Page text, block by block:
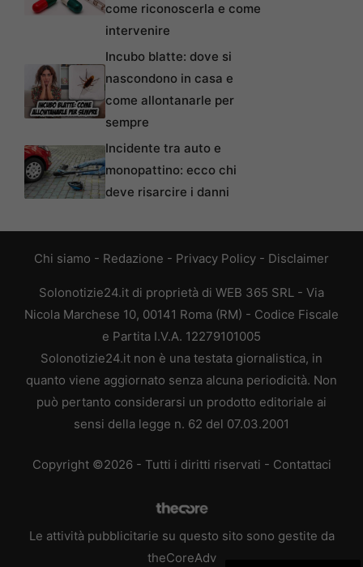
come riconoscerla e come
intervenire
Incubo blatte: dove si
nascondono in casa e
come allontanarle per
sempre
Incidente tra auto e
monopattino: ecco chi
deve risarcire i danni
Chi siamo - Redazione - Privacy Policy - Disclaimer
Solonotizie24.it di proprietà di WEB 365 SRL - Via
Nicola Marchese 10, 00141 Roma (RM) - Codice Fiscale
e Partita I.V.A. 12279101005
Solonotizie24.it non è una testata giornalistica, in
quanto viene aggiornato senza alcuna periodicità. Non
può pertanto considerarsi un prodotto editoriale ai
sensi della legge n. 62 del 07.03.2001
Copyright ©2026 - Tutti i diritti riservati - Contattaci
Le attività pubblicitarie su questo sito sono gestite da
theCoreAdv